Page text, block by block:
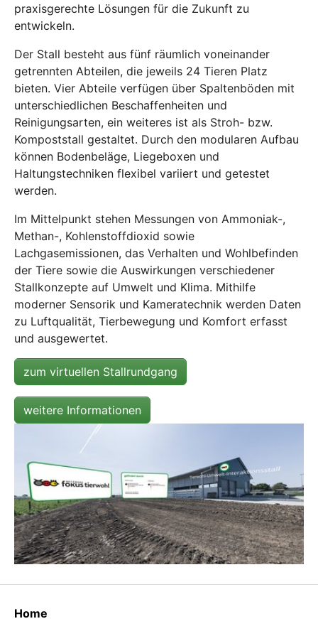
praxisgerechte Lösungen für die Zukunft zu
entwickeln.
Der Stall besteht aus fünf räumlich voneinander
getrennten Abteilen, die jeweils 24 Tieren Platz
bieten. Vier Abteile verfügen über Spaltenböden mit
unterschiedlichen Beschaffenheiten und
Reinigungsarten, ein weiteres ist als Stroh- bzw.
Kompoststall gestaltet. Durch den modularen Aufbau
können Bodenbeläge, Liegeboxen und
Haltungstechniken flexibel variiert und getestet
werden.
Im Mittelpunkt stehen Messungen von Ammoniak-,
Methan-, Kohlenstoffdioxid sowie
Lachgasemissionen, das Verhalten und Wohlbefinden
der Tiere sowie die Auswirkungen verschiedener
Stallkonzepte auf Umwelt und Klima. Mithilfe
moderner Sensorik und Kameratechnik werden Daten
zu Luftqualität, Tierbewegung und Komfort erfasst
und ausgewertet.
zum virtuellen Stallrundgang
weitere Informationen
Home